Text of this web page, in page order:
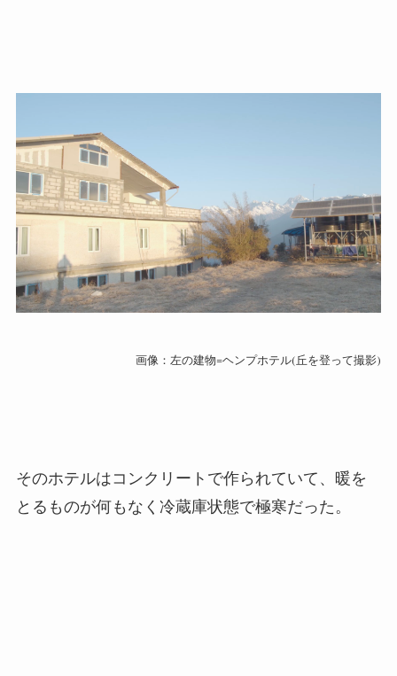
画像：左の建物=ヘンプホテル(丘を登って撮影)
そのホテルはコンクリートで作られていて、暖を
とるものが何もなく冷蔵庫状態で極寒だった。